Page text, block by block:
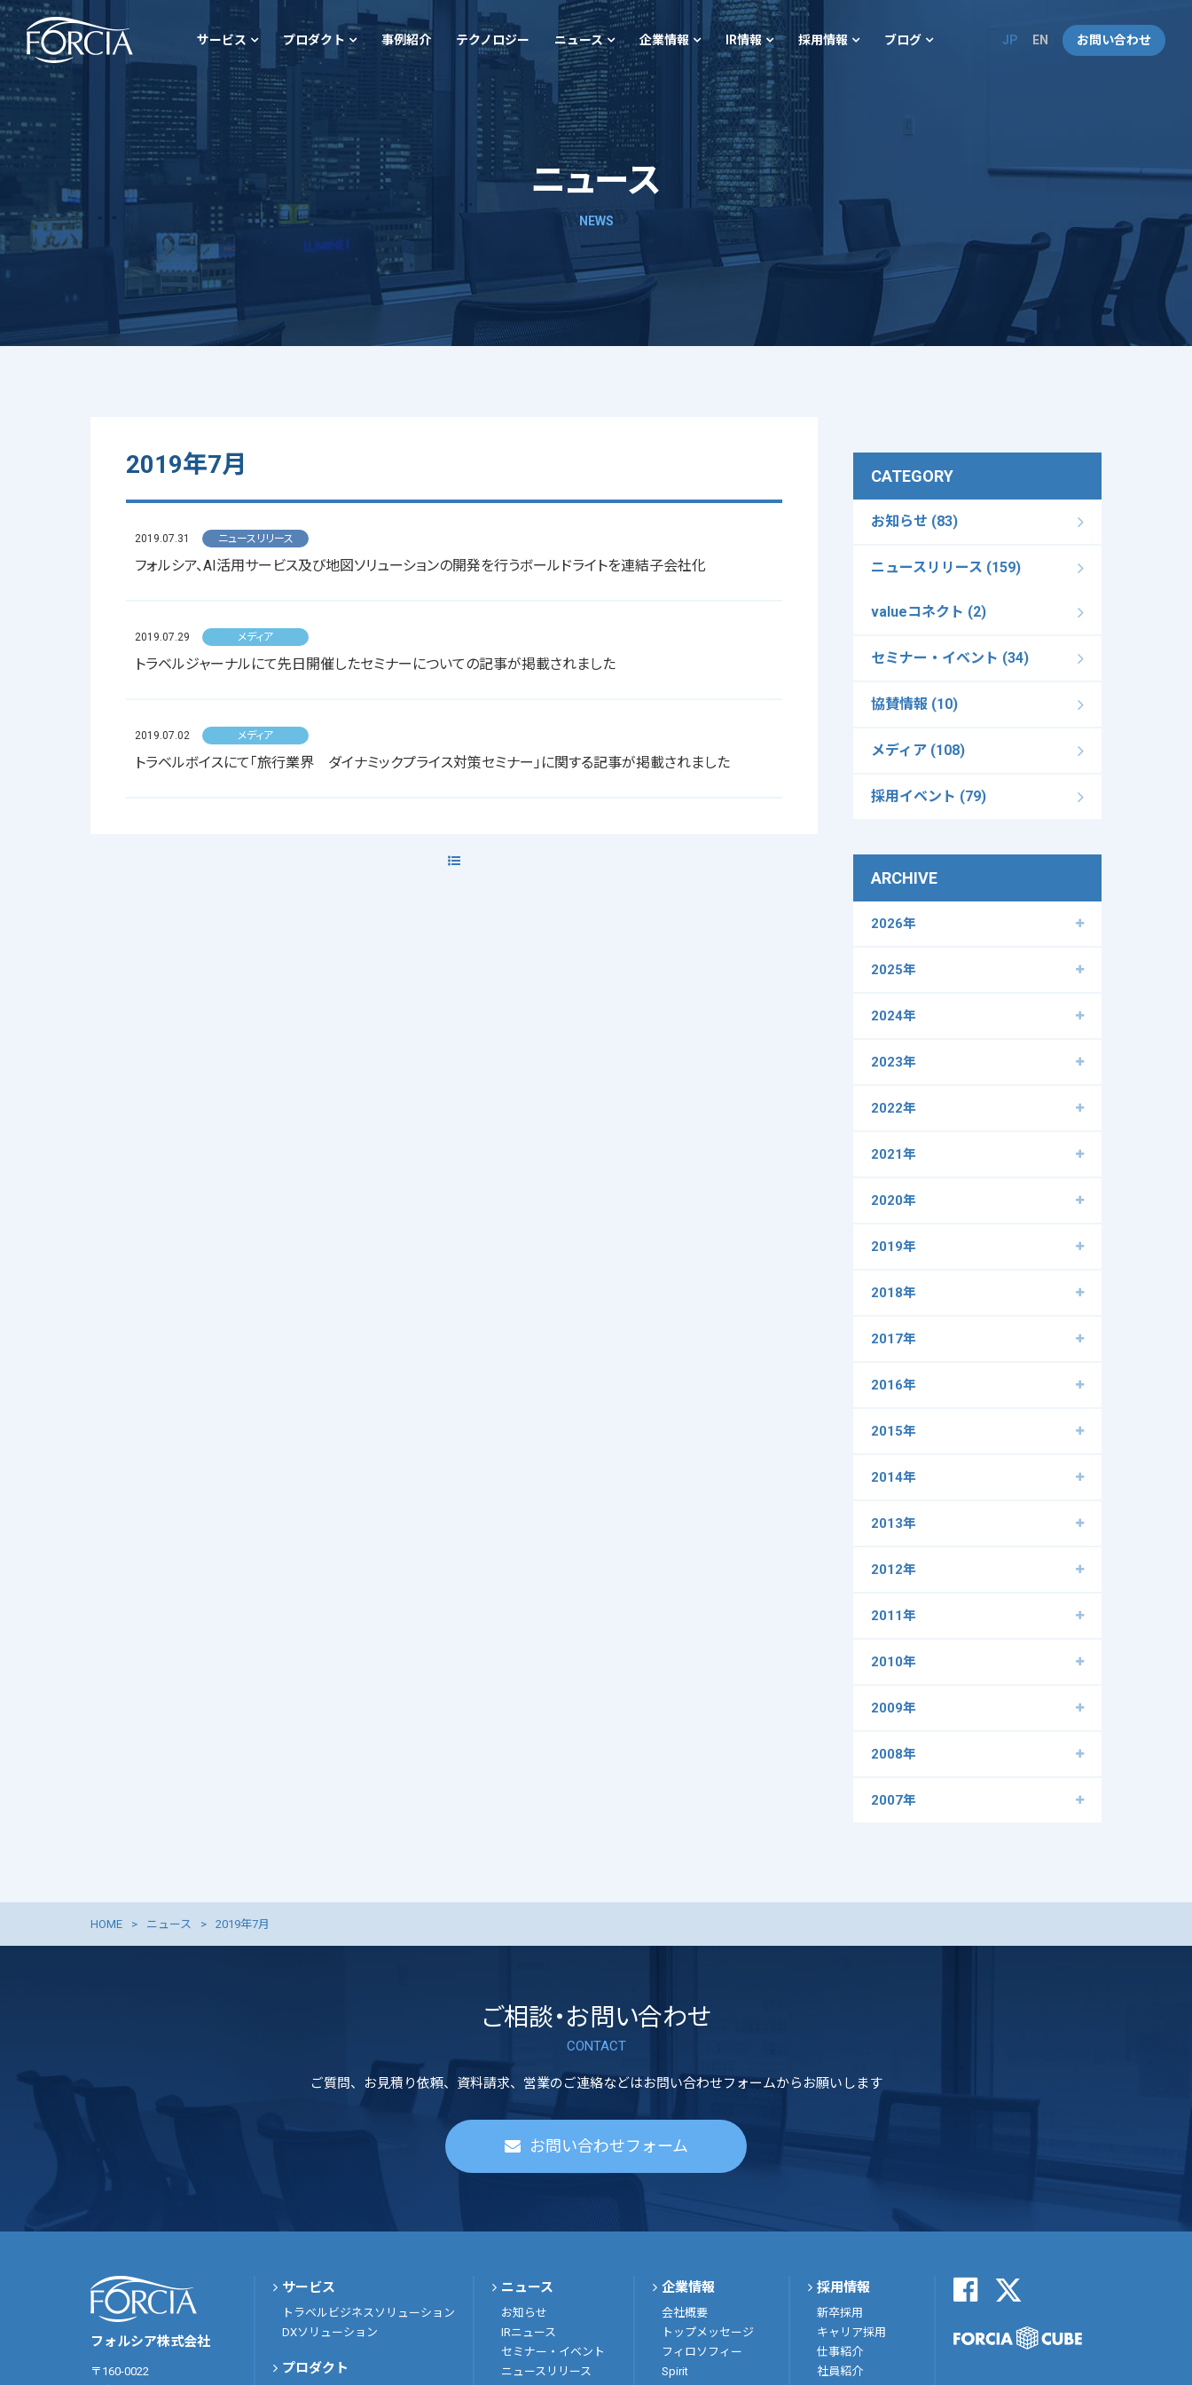
サービス プロダクト 事例紹介 テクノロジー ニュース 企業情報 IR情報 採用情報 ブログ JP EN お問い合わせ
ニュース
NEWS
2019年7月
2019.07.31 ニュースリリース
フォルシア、AI活用サービス及び地図ソリューションの開発を行うボールドライトを連結子会社化
2019.07.29 メディア
トラベルジャーナルにて先日開催したセミナーについての記事が掲載されました
2019.07.02 メディア
トラベルボイスにて「旅行業界 ダイナミックプライス対策セミナー」に関する記事が掲載されました
CATEGORY
お知らせ (83)
ニュースリリース (159)
valueコネクト (2)
セミナー・イベント (34)
協賛情報 (10)
メディア (108)
採用イベント (79)
ARCHIVE
2026年
2025年
2024年
2023年
2022年
2021年
2020年
2019年
2018年
2017年
2016年
2015年
2014年
2013年
2012年
2011年
2010年
2009年
2008年
2007年
HOME ニュース 2019年7月
ご相談・お問い合わせ
CONTACT
ご質問、お見積り依頼、資料請求、営業のご連絡などはお問い合わせフォームからお願いします
お問い合わせフォーム
フォルシア株式会社
〒160-0022
サービス
トラベルビジネスソリューション
DXソリューション
プロダクト
ニュース
お知らせ
IRニュース
セミナー・イベント
ニュースリリース
企業情報
会社概要
トップメッセージ
フィロソフィー
Spirit
採用情報
新卒採用
キャリア採用
仕事紹介
社員紹介